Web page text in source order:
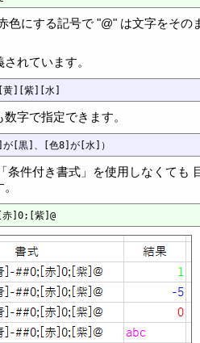
色にする記号で "@" は文字をその
れています。
字で指定できます。
条件付き書式」を使用しなくても